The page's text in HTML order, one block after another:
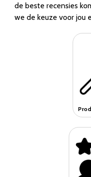
de beste recensies
we de keuze voor jou